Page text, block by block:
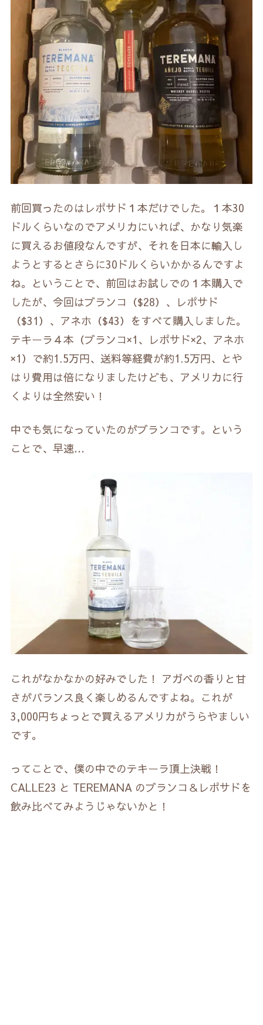
前回買ったのはレポサド１本だけでした。１本30
ドルくらいなのでアメリカにいれば、かなり気楽
に買えるお値段なんですが、それを日本に輸入し
ようとするとさらに30ドルくらいかかるんですよ
ね。ということで、前回はお試しでの１本購入で
したが、今回はブランコ（$28）、レポサド
（$31）、アネホ（$43）をすべて購入しました。
テキーラ４本（ブランコ×1、レポサド×2、アネホ
×1）で約1.5万円、送料等経費が約1.5万円、とや
はり費用は倍になりましたけども、アメリカに行
くよりは全然安い！
中でも気になっていたのがブランコです。という
ことで、早速…
これがなかなかの好みでした！ アガベの香りと甘
さがバランス良く楽しめるんですよね。これが
3,000円ちょっとで買えるアメリカがうらやましい
です。
ってことで、僕の中でのテキーラ頂上決戦！
CALLE23 と TEREMANA のブランコ＆レポサドを
飲み比べてみようじゃないかと！